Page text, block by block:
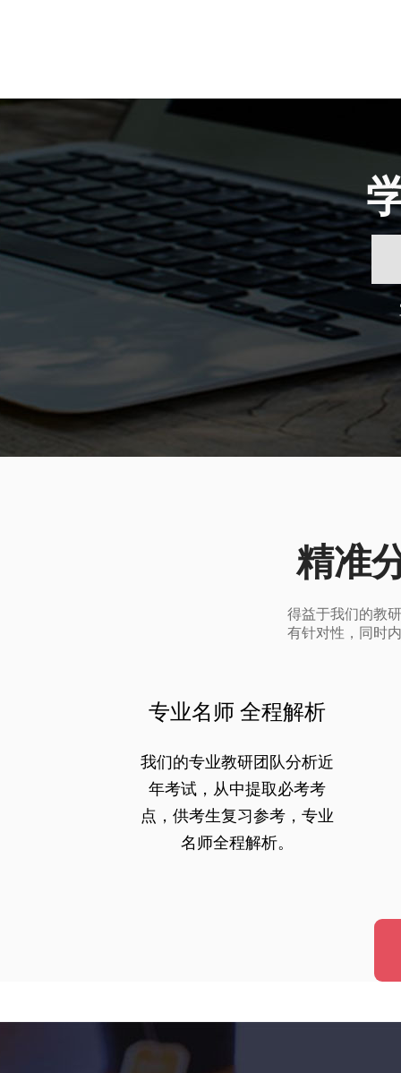
精准
得益于我们的教
有针对性，同时
专业名师 全程解析
我们的专业教研团队分析近
年考试，从中提取必考考
点，供考生复习参考，专业
名师全程解析。